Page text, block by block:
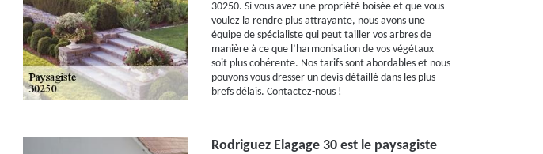
30250. Si vous avez une propriété boisée et que vous
voulez la rendre plus attrayante, nous avons une
équipe de spécialiste qui peut tailler vos arbres de
manière à ce que l’harmonisation de vos végétaux
soit plus cohérente. Nos tarifs sont abordables et nous
pouvons vous dresser un devis détaillé dans les plus
brefs délais. Contactez-nous !
Rodriguez Elagage 30 est le paysagiste